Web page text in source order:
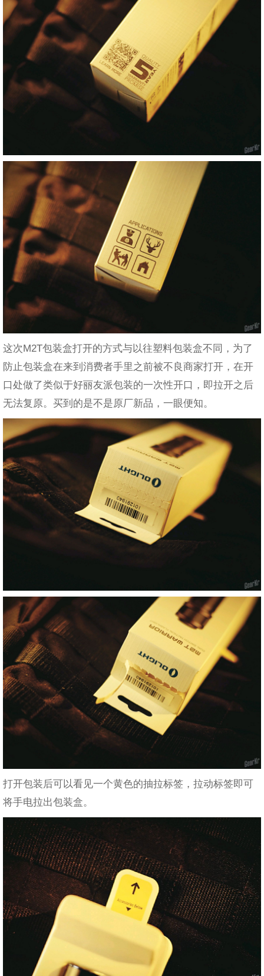
这次M2T包装盒打开的方式与以往塑料包装盒不同，为了
防止包装盒在来到消费者手里之前被不良商家打开，在开
口处做了类似于好丽友派包装的一次性开口，即拉开之后
无法复原。买到的是不是原厂新品，一眼便知。
打开包装后可以看见一个黄色的抽拉标签，拉动标签即可
将手电拉出包装盒。